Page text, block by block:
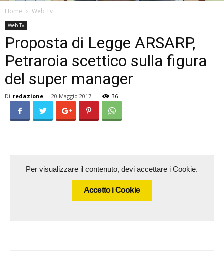
Home Web Tv
Web Tv
Proposta di Legge ARSARP,
Petraroia scettico sulla figura
del super manager
Di redazione - 20 Maggio 2017 36
Per visualizzare il contenuto, devi accettare i Cookie.
Accetto i Cookie